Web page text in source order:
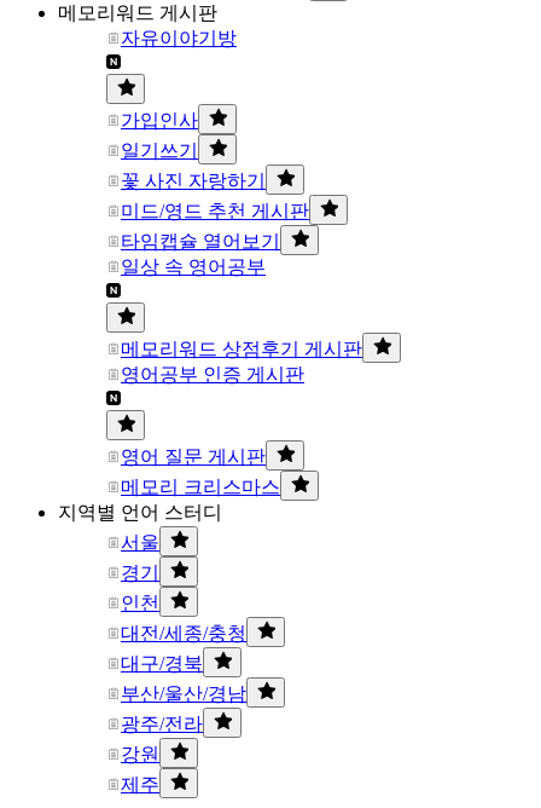
메모리워드 게시판
자유이야기방
가입인사
일기쓰기
꽃 사진 자랑하기
미드/영드 추천 게시판
타임캡슐 열어보기
일상 속 영어공부
메모리워드 상점후기 게시판
영어공부 인증 게시판
영어 질문 게시판
메모리 크리스마스
지역별 언어 스터디
서울
경기
인천
대전/세종/충청
대구/경북
부산/울산/경남
광주/전라
강원
제주